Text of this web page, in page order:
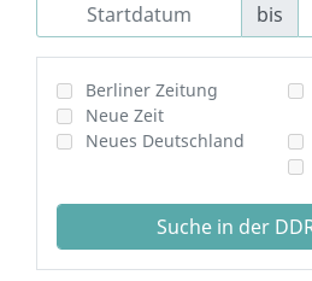
bis
Berliner Zeitung
Neue Zeit
Neues Deutschland
Suche in der